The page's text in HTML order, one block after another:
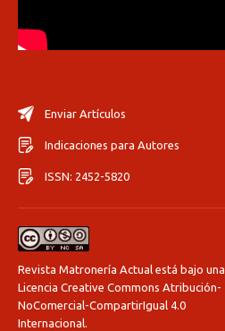
Enviar Artículos
Indicaciones para Autores
ISSN: 2452-5820
Revista Matronería Actual está bajo una
Licencia Creative Commons Atribución-
NoComercial-CompartirIgual 4.0
Internacional.